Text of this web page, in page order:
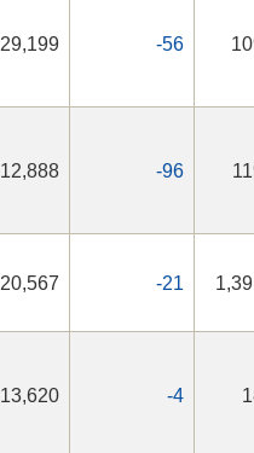
29,199 -56
12,888 -96
20,567 -21
13,620 -4